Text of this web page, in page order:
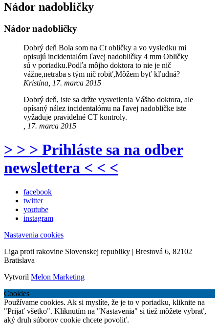
Nádor nadobličky
Nádor nadobličky
Dobrý deň Bola som na Ct obličky a vo vysledku mi
opisujú incidentalóm ľavej nadobličky 4 mm Obličky
sú v poriadku.Podľa môjho doktora to nie je nič
vážne,netraba s tým nič robiť,Môžem byť kľudná?
Kristína, 17. marca 2015
Dobrý deň, iste sa držte vysvetlenia Vášho doktora, ale
opísaný nález incidentalómu na ľavej nadobličke iste
vyžaduje pravidelné CT kontroly.
, 17. marca 2015
> > > Prihláste sa na odber
newslettera < < <
facebook
twitter
youtube
instagram
Nastavenia cookies
Liga proti rakovine Slovenskej republiky | Brestová 6, 82102
Bratislava
Vytvoril Melon Marketing
Cookies
Používame cookies. Ak si myslíte, že je to v poriadku, kliknite na
"Prijať všetko". Kliknutím na "Nastavenia" si tiež môžete vybrať,
aký druh súborov cookie chcete povoliť.